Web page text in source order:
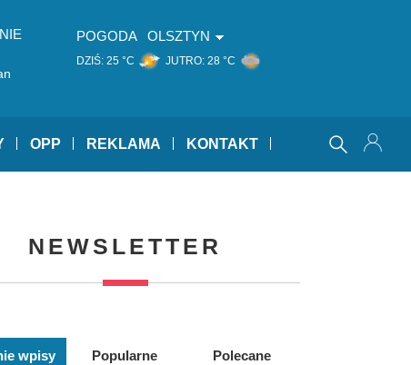
POGODA OLSZTYN
DZIŚ: 25 °C JUTRO: 28 °C
OPP REKLAMA KONTAKT
NEWSLETTER
wpisy Popularne Polecane